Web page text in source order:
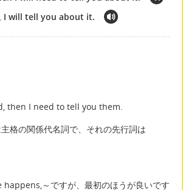
I will tell you about it.
then I need to tell you them.
格の関係代名詞で、それの先行詞は
～ですが、最初のほうが良いです